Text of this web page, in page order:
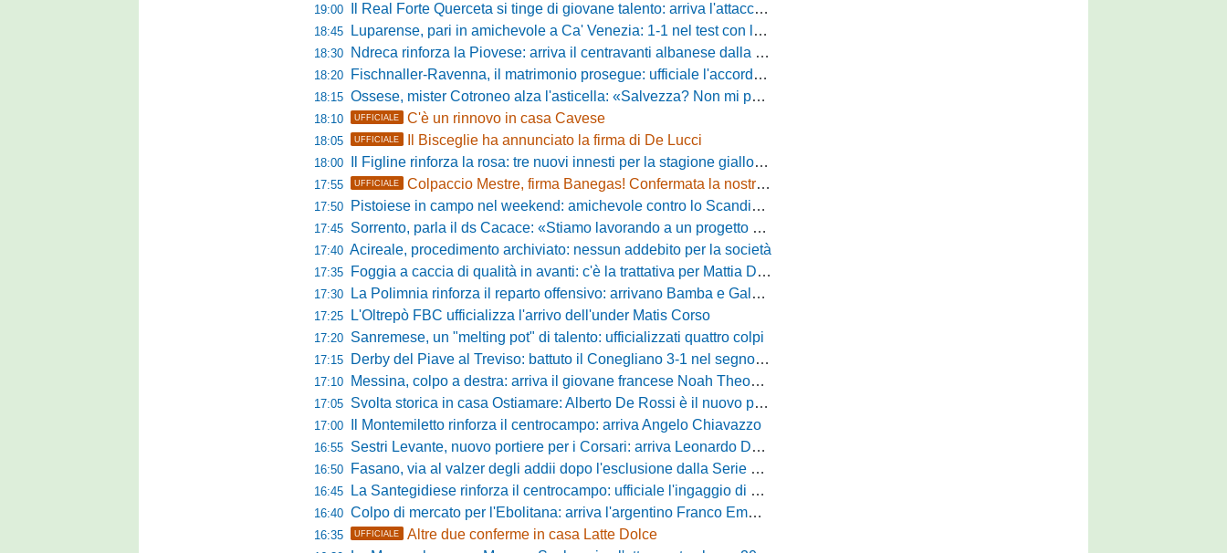
19:00 Il Real Forte Querceta si tinge di giovane talento: arriva l'attaccante Lucchesi
18:45 Luparense, pari in amichevole a Ca' Venezia: 1-1 nel test con la Primavera lagunare
18:30 Ndreca rinforza la Piovese: arriva il centravanti albanese dalla serie D
18:20 Fischnaller-Ravenna, il matrimonio prosegue: ufficiale l'accordo quinquennale per l'attacco
18:15 Ossese, mister Cotroneo alza l'asticella: «Salvezza? Non mi pongo limiti, voglio vincere più partite possibile»
18:10 UFFICIALE C'è un rinnovo in casa Cavese
18:05 UFFICIALE Il Bisceglie ha annunciato la firma di De Lucci
18:00 Il Figline rinforza la rosa: tre nuovi innesti per la stagione gialloblù
17:55 UFFICIALE Colpaccio Mestre, firma Banegas! Confermata la nostra anteprima
17:50 Pistoiese in campo nel weekend: amichevole contro lo Scandicci allo stadio Strulli di Monsummano
17:45 Sorrento, parla il ds Cacace: «Stiamo lavorando a un progetto ambizioso»
17:40 Acireale, procedimento archiviato: nessun addebito per la società
17:35 Foggia a caccia di qualità in avanti: c'è la trattativa per Mattia Della Morte
17:30 La Polimnia rinforza il reparto offensivo: arrivano Bamba e Galeota
17:25 L'Oltrepò FBC ufficializza l'arrivo dell'under Matis Corso
17:20 Sanremese, un "melting pot" di talento: ufficializzati quattro colpi
17:15 Derby del Piave al Treviso: battuto il Conegliano 3-1 nel segno di Gerbi e Vita
17:10 Messina, colpo a destra: arriva il giovane francese Noah Theodore
17:05 Svolta storica in casa Ostiamare: Alberto De Rossi è il nuovo presidente biancoviola
17:00 Il Montemiletto rinforza il centrocampo: arriva Angelo Chiavazzo
16:55 Sestri Levante, nuovo portiere per i Corsari: arriva Leonardo De Franceschi
16:50 Fasano, via al valzer degli addii dopo l'esclusione dalla Serie D: Salzano verso una big campana
16:45 La Santegidiese rinforza il centrocampo: ufficiale l'ingaggio di Luca Scimia
16:40 Colpo di mercato per l'Ebolitana: arriva l'argentino Franco Emmanuel Boló
16:35 UFFICIALE Altre due conferme in casa Latte Dolce